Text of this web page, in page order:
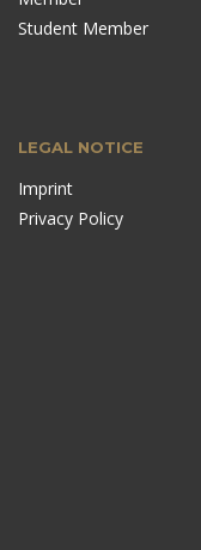
Student Member
LEGAL NOTICE
Imprint
Privacy Policy